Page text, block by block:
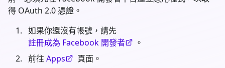
得 OAuth 2.0 憑證。
如果你還沒有帳號，請先
註冊成為 Facebook 開發者
。
前往 Apps
頁面。